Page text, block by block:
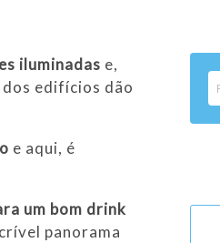
iluminadas e,
edifícios dão
e aqui, é
um bom drink
panorama